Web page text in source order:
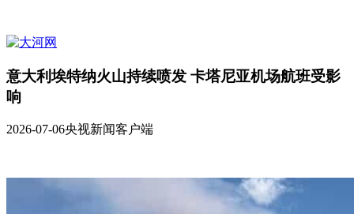
意大利埃特纳火山持续喷发 卡塔尼亚机场航班受影
响
2026-07-06央视新闻客户端